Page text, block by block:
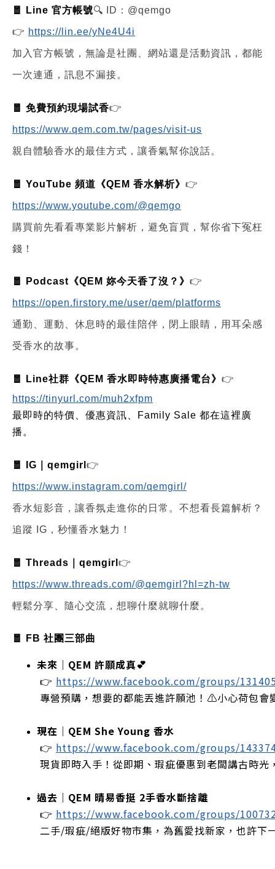
🧧 Line 官方帳號🔍 ID：@qemgo
👉 https://lin.ee/yNe4U4i
加入官方帳號，無論是社團、網站還是活動資訊，都能
一次連通，訊息不漏接。
🧧 免費預約現場試香👉
https://www.qem.com.tw/pages/visit-us
親自體驗香水的最佳方式，讓香氣幫你說話。
🧧 YouTube 頻道《QEM 香水解析》 👉
https://www.youtube.com/@qemgo
購買前先看看專業影片解析，避免盲買，幫你省下冤枉
錢！
🧧 Podcast《QEM 妳今天香了沒？》 👉
https://open.firstory.me/user/qem/platforms
通勤、運動、休息時的最佳陪伴，閉上眼睛，用耳朵感
受香水的故事。
🧧 Line社群《QEM 香水即時特惠廣播電台》 👉
https://tinyurl.com/muh2xfpm
最即時的特價、優惠資訊、Family Sale 都在這裡廣
播。
🧧 IG｜qemgirl 👉
https://www.instagram.com/qemgirl/
香水短影音，讓香氛走進你的日常。不想看長篇解析？
追蹤 IG，秒懂香水魅力！
🧧 Threads｜qemgirl 👉
https://www.threads.com/@qemgirl?hl=zh-tw
輕鬆分享、隨心交流，想聊什麼就聊什麼。
🧧 FB 社團三部曲
未來｜QEM 許願成真💕
👉 https://www.facebook.com/groups/
專營預購，想要的都能丟進許願池！⚠️小心荷包會
現在｜QEM She Young 香水
👉 https://www.facebook.com/groups/
現貨即時入手！從即期、瑕疵優惠到老闆講古時
過去｜QEM 晴易香挺 2手香水斷捨離
👉 https://www.facebook.com/groups/
二手/瑕疵/絕版好物市集，為舊愛找新家，也許下